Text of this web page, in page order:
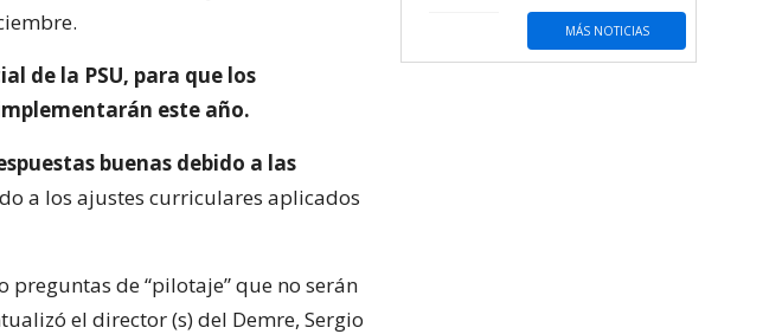
de la PSU, para que los
este año.
buenas debido a las
a los ajustes curriculares aplicados
de “pilotaje” que no serán
el director (s) del Demre, Sergio
MÁS NOTICIAS